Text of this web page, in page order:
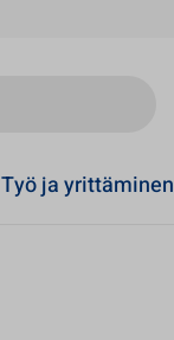
Työ ja yrittäminen